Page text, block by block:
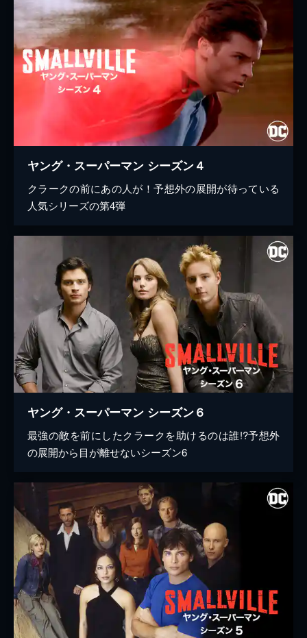
ヤング・スーパーマン シーズン４
クラークの前にあの人が！予想外の展開が待っている
人気シリーズの第4弾
ヤング・スーパーマン シーズン６
最強の敵を前にしたクラークを助けるのは誰!?予想外
の展開から目が離せないシーズン6